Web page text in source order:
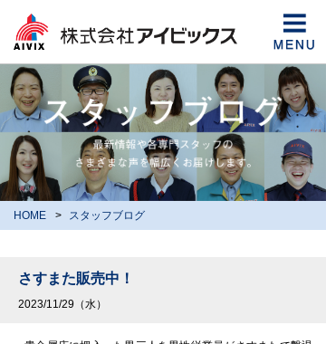
HOME スタッフブログ
さすまた販売中！
2023/11/29（水）